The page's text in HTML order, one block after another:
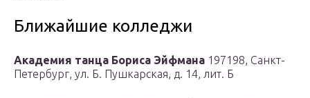
Ближайшие колледжи
Академия танца Бориса Эйфмана 197198, Санкт-
Петербург, ул. Б. Пушкарская, д. 14, лит. Б